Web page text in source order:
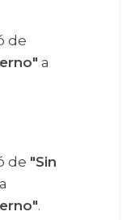
de
a
de "Sin
a
.